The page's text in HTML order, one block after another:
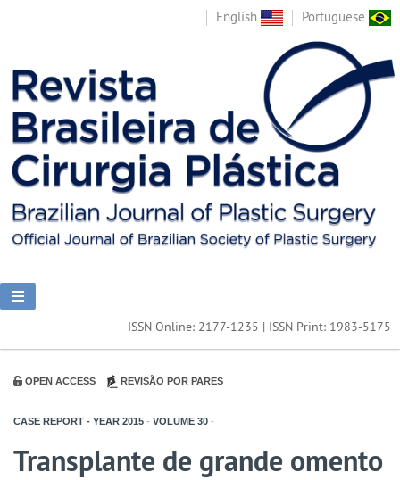
English Portuguese
ISSN Online: 2177-1235 | ISSN Print: 1983-5175
OPEN ACCESS REVISÃO POR PARES
CASE REPORT - YEAR 2015 - VOLUME 30 -
Transplante de grande omento